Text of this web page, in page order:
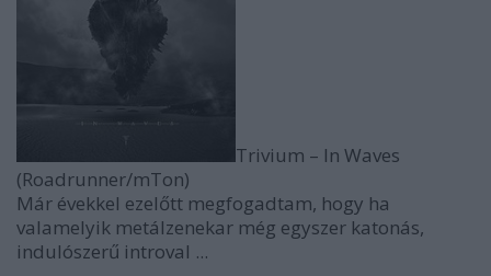
Trivium – In Waves
(Roadrunner/mTon)
Már évekkel ezelőtt megfogadtam, hogy ha
valamelyik metálzenekar még egyszer katonás,
indulószerű introval ...